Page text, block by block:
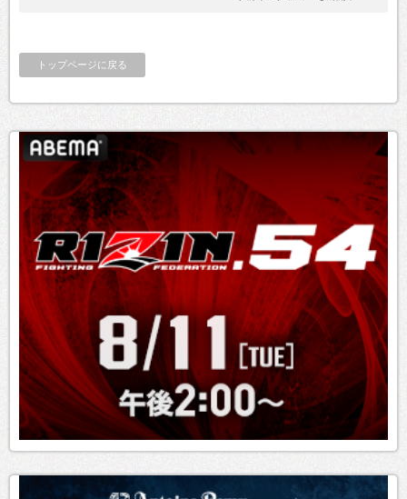
トップページに戻る